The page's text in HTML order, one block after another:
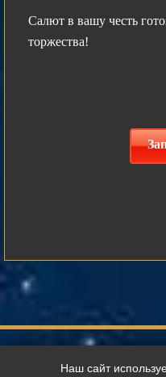
Салют в вашу честь
торжества!
Наш сайт